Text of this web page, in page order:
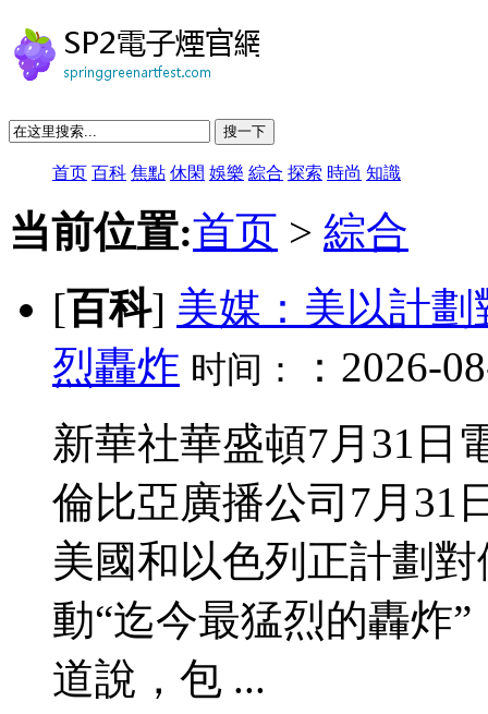
搜一下
首页 百科 焦點 休閑 娛樂 綜合 探索 時尚 知識
当前位置:首页 > 綜合
[百科] 美媒：美以計
烈轟炸 时间：
：2026-
新華社華盛頓7月31日
倫比亞廣播公司7月31
美國和以色列正計劃
動“迄今最猛烈的轟炸
道說，包 ...